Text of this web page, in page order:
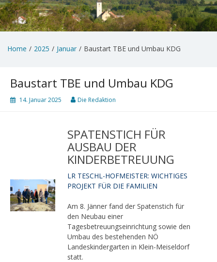
Home 2025 Januar Baustart TBE und Umbau KDG
Baustart TBE und Umbau KDG
14. Januar 2025 Die Redaktion
SPATENSTICH FÜR
AUSBAU DER
KINDERBETREUUNG
LR TESCHL-HOFMEISTER: WICHTIGES
PROJEKT FÜR DIE FAMILIEN
Am 8. Jänner fand der Spatenstich für
den Neubau einer
Tagesbetreuungseinrichtung sowie den
Umbau des bestehenden NÖ
Landeskindergarten in Klein-Meiseldorf
statt.